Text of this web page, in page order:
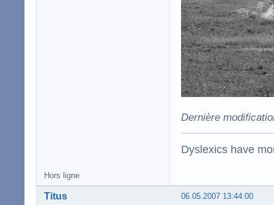
Dernière
Dyslexics have
Hors ligne
06.05.2007 13:44:00
Titus